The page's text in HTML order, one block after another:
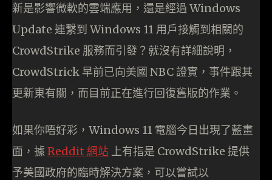
新是影響微軟的雲端應用，還是經過 Windows
Update 連繫到 Windows 11 用戶接觸到相關的
CrowdStrike 服務而引發？就沒有詳細說明，
CrowdStrick 早前已向美國 NBC 證實，事件跟其
更新東有關，而目前正在進行回復舊版的作業。
如果你唔好彩，Windows 11 電腦今日出現了藍畫
面，據 Reddit 網站 上有指是 CrowdStrike 提供
予美國政府的臨時解決方案，可以嘗試以